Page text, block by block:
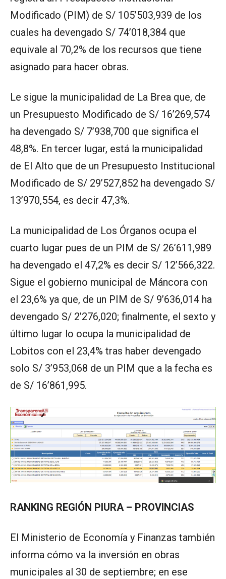
Modificado (PIM) de S/ 105’503,939 de los
cuales ha devengado S/ 74’018,384 que
equivale al 70,2% de los recursos que tiene
asignado para hacer obras.
Le sigue la municipalidad de La Brea que, de
un Presupuesto Modificado de S/ 16’269,574
ha devengado S/ 7’938,700 que significa el
48,8%. En tercer lugar, está la municipalidad
de El Alto que de un Presupuesto Institucional
Modificado de S/ 29’527,852 ha devengado S/
13’970,554, es decir 47,3%.
La municipalidad de Los Órganos ocupa el
cuarto lugar pues de un PIM de S/ 26’611,989
ha devengado el 47,2% es decir S/ 12’566,322.
Sigue el gobierno municipal de Máncora con
el 23,6% ya que, de un PIM de S/ 9’636,014 ha
devengado S/ 2’276,020; finalmente, el sexto y
último lugar lo ocupa la municipalidad de
Lobitos con el 23,4% tras haber devengado
solo S/ 3’953,068 de un PIM que a la fecha es
de S/ 16’861,995.
RANKING REGIÓN PIURA – PROVINCIAS
El Ministerio de Economía y Finanzas también
informa cómo va la inversión en obras
municipales al 30 de septiembre; en ese